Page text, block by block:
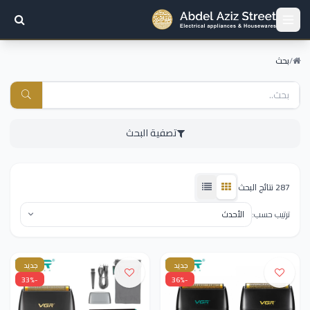
/بحث
تصفية البحث
287 نتائج البحث
ترتيب حسب:
جديد
-36%
جديد
-33%